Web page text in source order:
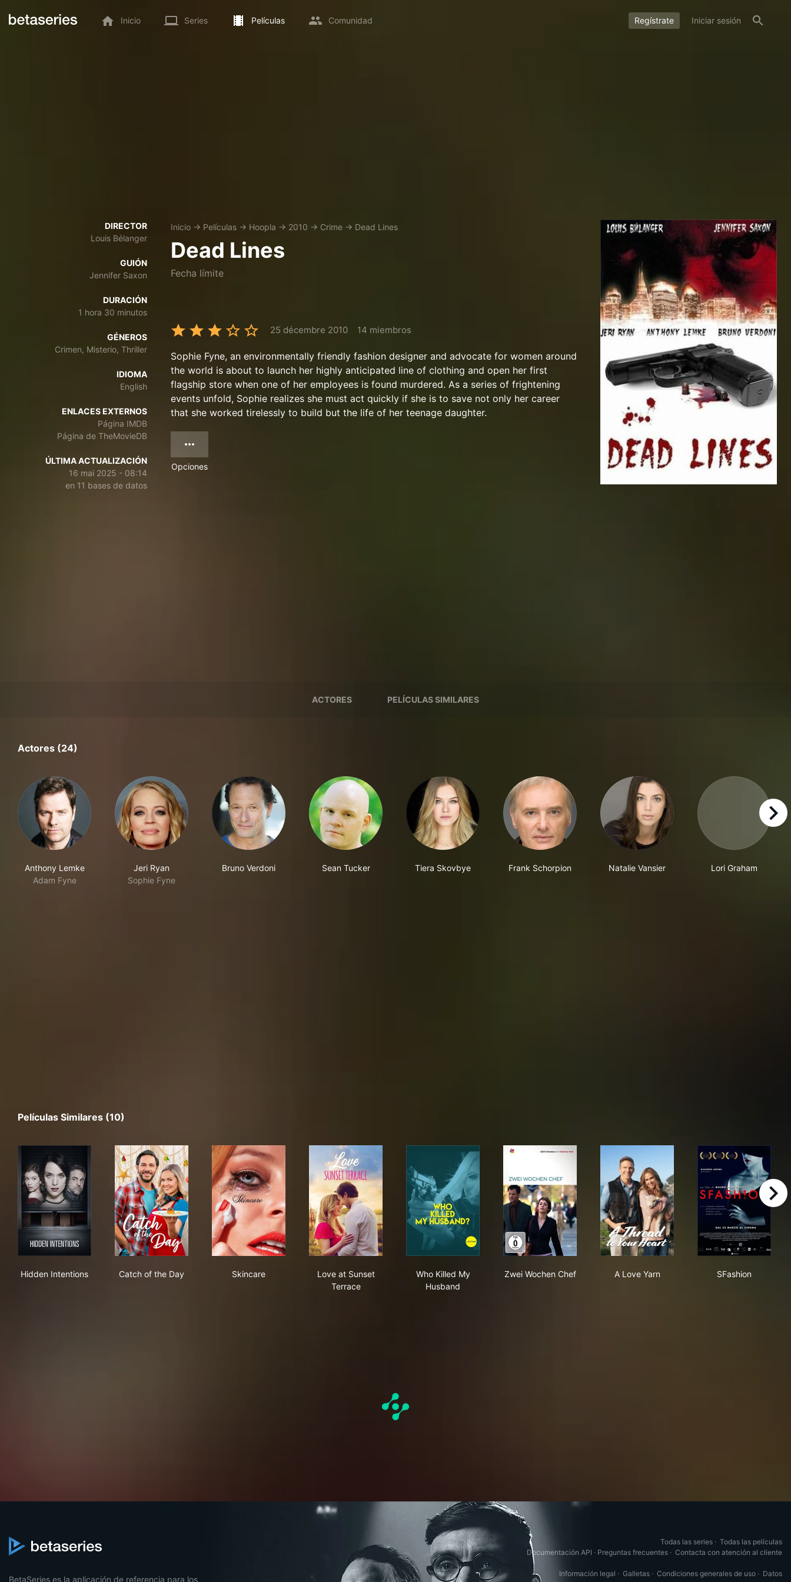
Inicio Series Películas Comunidad Regístrate Iniciar sesión
DIRECTOR
Louis Bélanger
GUIÓN
Jennifer Saxon
DURACIÓN
1 hora 30 minutos
GÉNEROS
Crimen, Misterio, Thriller
IDIOMA
English
ENLACES EXTERNOS
Página IMDB
Página de TheMovieDB
ÚLTIMA ACTUALIZACIÓN
16 mai 2025 - 08:14
en 11 bases de datos
Inicio → Películas → Hoopla → 2010 → Crime → Dead Lines
Dead Lines
Fecha límite
25 décembre 2010 14 miembros
Sophie Fyne, an environmentally friendly fashion designer and advocate for women around
the world is about to launch her highly anticipated line of clothing and open her first
flagship store when one of her employees is found murdered. As a series of frightening
events unfold, Sophie realizes she must act quickly if she is to save not only her career
that she worked tirelessly to build but the life of her teenage daughter.
Opciones
ACTORES PELÍCULAS SIMILARES
Actores (24)
Anthony Lemke
Adam Fyne
Jeri Ryan
Sophie Fyne
Bruno Verdoni Sean Tucker Tiera Skovbye Frank Schorpion Natalie Vansier Lori Graham
right
Películas Similares (10)
Hidden Intentions
Catch of the Day
Skincare
Love at Sunset
Terrace
Who Killed My
Husband
Zwei Wochen Chef
A Love Yarn
SFashion
right
BetaSeries es la aplicación de referencia para los
Todas las series · Todas las películas
Documentación API · Preguntas frecuentes · Contacta con atención al cliente
Información legal · Galletas · Condiciones generales de uso · Datos